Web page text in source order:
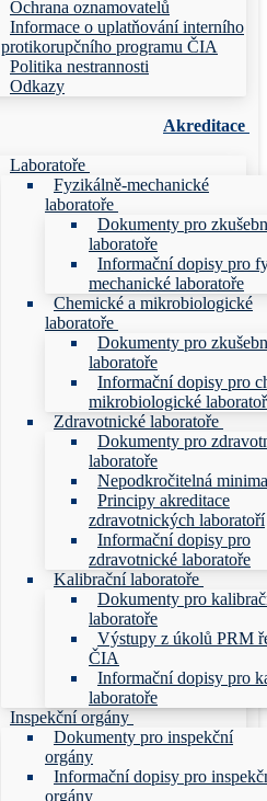
Ochrana oznamovatelů
Informace o uplatňování interního
protikorupčního programu ČIA
Politika nestrannosti
Odkazy
Akreditace
Laboratoře
Fyzikálně-mechanické
laboratoře
Dokumenty pro
laboratoře
Informační dopisy pro
mechanické laboratoře
Chemické a mikrobiologické
laboratoře
Dokumenty pro
laboratoře
Informační dopisy pro
mikrobiologické
Zdravotnické laboratoře
Dokumenty pro
laboratoře
Nepodkročitelná minima
Principy akreditace
zdravotnických laboratoří
Informační dopisy pro
zdravotnické laboratoře
Kalibrační laboratoře
Dokumenty pro
laboratoře
Výstupy z úkolů PRM
ČIA
Informační dopisy pro
laboratoře
Inspekční orgány
Dokumenty pro inspekční
orgány
Informační dopisy pro
orgány